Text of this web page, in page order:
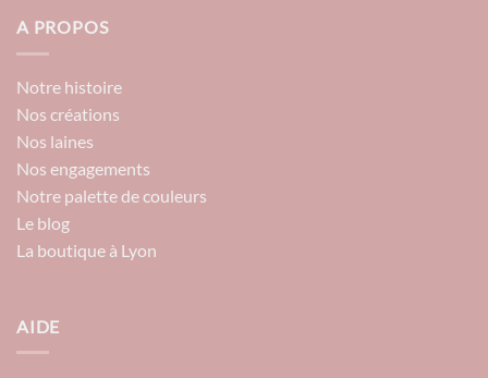
A PROPOS
Notre histoire
Nos créations
Nos laines
Nos engagements
Notre palette de couleurs
Le blog
La boutique à Lyon
AIDE